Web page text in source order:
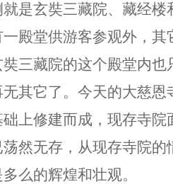
玄奘三藏院、藏经楼
殿堂供游客参观外，其
三藏院的这个殿堂内也
其它了。今天的大慈恩
上修建而成，现存寺院
然无存，从现存寺院的
么的辉煌和壮观。